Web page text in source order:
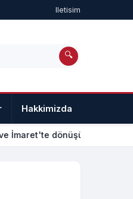
Iletisim
🔍
Hakkimizda
İmaret'te dönüşüm nasıl